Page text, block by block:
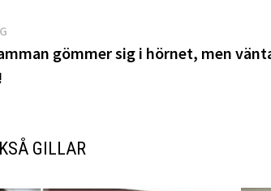
inlägg: gömmer sig i hörnet, men
GILLAR